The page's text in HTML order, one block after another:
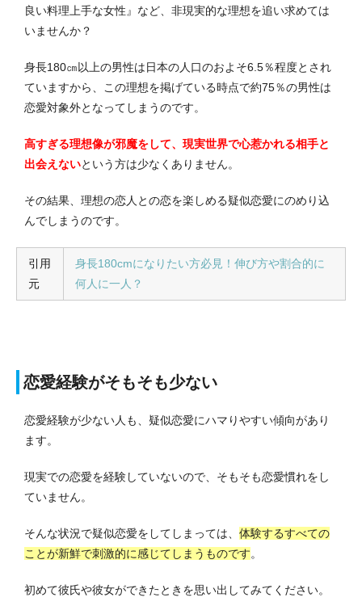
良い料理上手な女性』など、非現実的な理想を追い求めては
いませんか？
身長180㎝以上の男性は日本の人口のおよそ6.5％程度とされ
ていますから、この理想を掲げている時点で約75％の男性は
恋愛対象外となってしまうのです。
高すぎる理想像が邪魔をして、現実世界で心惹かれる相手と
出会えないという方は少なくありません。
その結果、理想の恋人との恋を楽しめる疑似恋愛にのめり込
んでしまうのです。
引用
元
身長180cmになりたい方必見！伸び方や割合的に
何人に一人？
恋愛経験がそもそも少ない
恋愛経験が少ない人も、疑似恋愛にハマりやすい傾向があり
ます。
現実での恋愛を経験していないので、そもそも恋愛慣れをし
ていません。
そんな状況で疑似恋愛をしてしまっては、 体験するすべての
ことが新鮮で刺激的に感じてしまうものです。
初めて彼氏や彼女ができたときを思い出してみてください。